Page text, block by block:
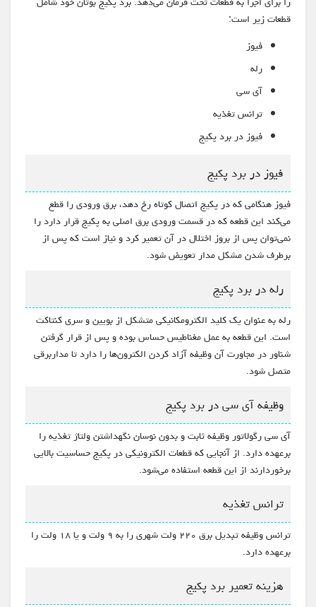
قطعات زیر است:
فیوز
رله
آی سی
ترانس تغذیه
فیوز در برد پکیج
فیوز در برد پکیج
فیوز هنگامی که در پکیج اتصال کوتاه رخ دهد، برق ورودی را قطع
می‌کند این قطعه که در قسمت ورودی برق اصلی به پکیج قرار دارد را
نمی‌توان پس از بروز اختلال در آن تعمیر کرد و نیاز است که پس از
برطرف شدن مشکل مدار تعویض شود.
رله در برد پکیج
رله به عنوان یک کلید الکترومکانیکی متشکل از بویین و سری کنتاکت
است. این قطعه به عمل مغناطیس حساس بوده و پس از قرار گرفتن
شناور در مجاورت آن وظیفه آزاد کردن الکترون‌ها را دارد تا مداربرقی
متصل شود.
وظیفه آی سی در برد پکیج
آی سی رگولاتور وظیفه ثابت و بدون نوسان نگهداشتن ولتاژ تغذیه را
برعهده دارد. از آنجایی که قطعات الکترونیکی در پکیج حساسیت بالایی
برخوردارند از این قطعه استفاده می‌شود.
ترانس تغذیه
ترانس وظیفه تبدیل برق ۲۲۰ ولت شهری را به ۹ ولت و یا ۱۸ ولت را
برعهده دارد.
هزینه تعمیر برد پکیج